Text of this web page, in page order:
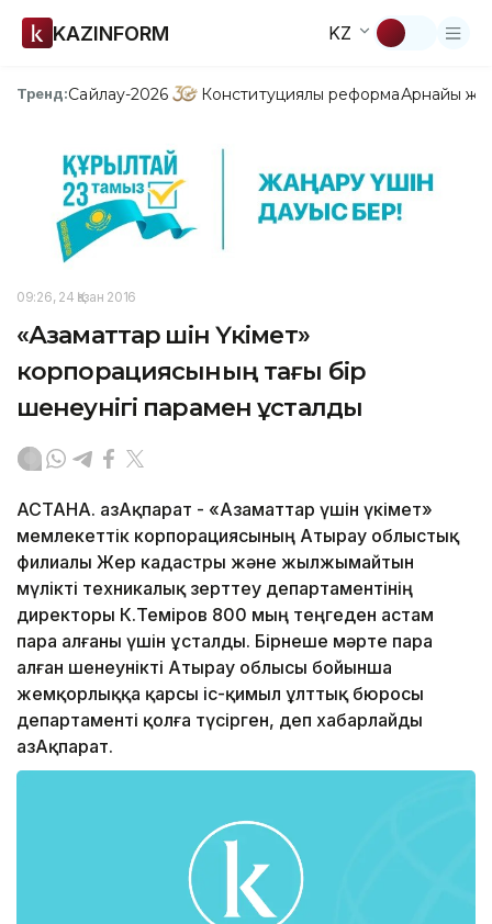
KAZINFORM KZ
Тренд:Сайлау-2026 Конституциялық реформаАрнайы
09:26, 24 Қазан 2016
«Азаматтар үшін Үкімет»
корпорациясының тағы бір
шенеунігі парамен ұсталды
АСТАНА. ҚазАқпарат - «Азаматтар үшін үкімет»
мемлекеттік корпорациясының Атырау облыстық
филиалы Жер кадастры және жылжымайтын
мүлікті техникалық зерттеу департаментінің
директоры К.Теміров 800 мың теңгеден астам
пара алғаны үшін ұсталды. Бірнеше мәрте пара
алған шенеунікті Атырау облысы бойынша
жемқорлыққа қарсы іс-қимыл ұлттық бюросы
департаменті қолға түсірген, деп хабарлайды
ҚазАқпарат.